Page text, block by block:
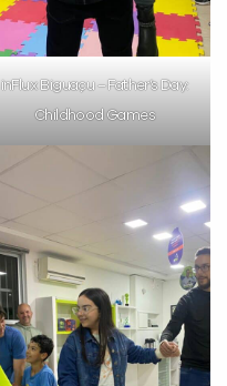
inFlux Biguaçu – Father’s Day:
Childhood Games